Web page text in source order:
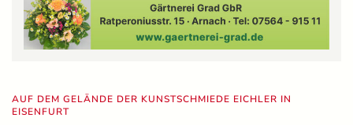
AUF DEM GELÄNDE DER KUNSTSCHMIEDE EICHLER IN
EISENFURT